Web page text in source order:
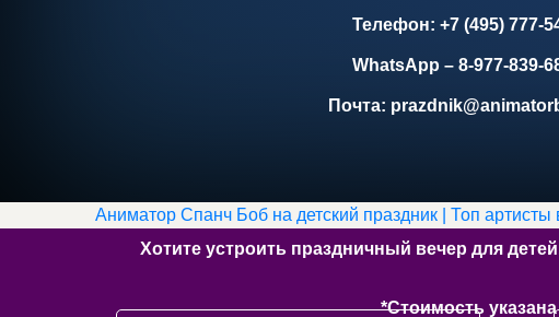
Телефон: +7 (495) 777-
WhatsApp – 8-977-839-
Почта:
Аниматор Спанч Боб на детский праздник | Топ
Хотите устроить праздничный вечер для
*Стоимость